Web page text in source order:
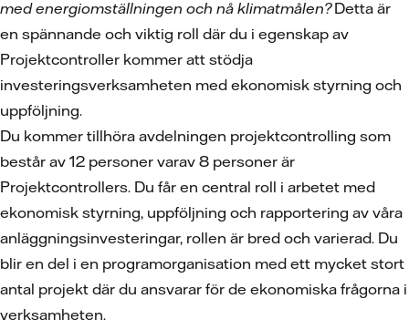
med energiomställningen och nå klimatmålen?Detta är
en spännande och viktig roll där du i egenskap av
Projektcontroller kommer att stödja
investeringsverksamheten med ekonomisk styrning och
uppföljning.
Du kommer tillhöra avdelningen projektcontrolling som
består av 12 personer varav 8 personer är
Projektcontrollers. Du får en central roll i arbetet med
ekonomisk styrning, uppföljning och rapportering av våra
anläggningsinvesteringar, rollen är bred och varierad. Du
blir en del i en programorganisation med ett mycket stort
antal projekt där du ansvarar för de ekonomiska frågorna i
verksamheten.